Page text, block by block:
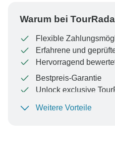
Warum bei
Flexible
Erfahrene und
Hervorragend
Bestpreis-Garantie
Unlock exclusive
Um Ihre Zahlung zu
Weitere Vorteile